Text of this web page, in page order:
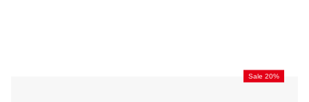
Sale 20%